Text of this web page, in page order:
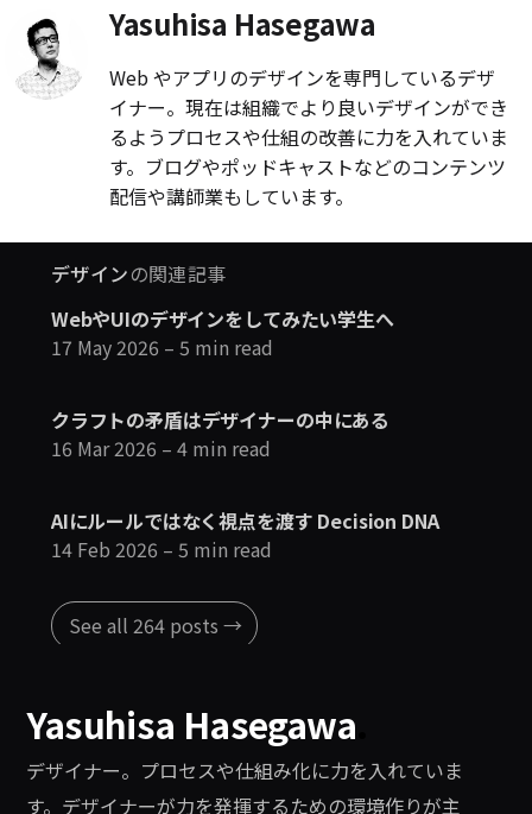
Yasuhisa Hasegawa
Web やアプリのデザインを専門しているデザ
イナー。現在は組織でより良いデザインができ
るようプロセスや仕組の改善に力を入れていま
す。ブログやポッドキャストなどのコンテンツ
配信や講師業もしています。
デザインの関連記事
WebやUIのデザインをしてみたい学生へ
17 May 2026 – 5 min read
クラフトの矛盾はデザイナーの中にある
16 Mar 2026 – 4 min read
AIにルールではなく視点を渡す Decision DNA
14 Feb 2026 – 5 min read
See all 264 posts →
Yasuhisa Hasegawa
デザイナー。プロセスや仕組み化に力を入れていま
す。デザイナーが力を発揮するための環境作りが主